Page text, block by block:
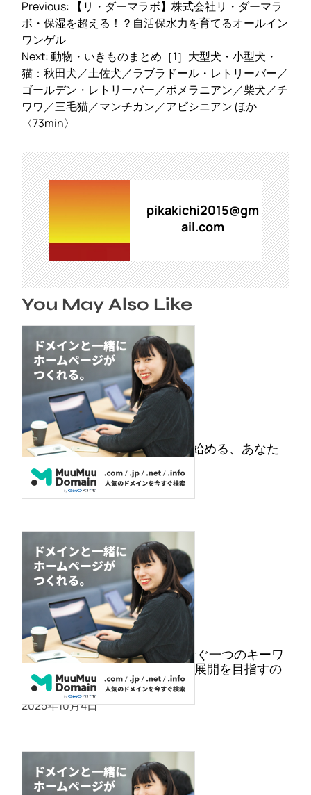
投
稿
ナ
ビ
ゲ
ー
シ
ョ
Previous:
【リ・ダーマラボ】株式会社リ・ダーマラ
ボ・保湿を超える！？自活保水力を育てるオールイン
ワンゲル
Next:動物・いきものまとめ［1］大型犬・小型犬・
猫：秋田犬／土佐犬／ラブラドール・レトリーバー／
ゴールデン・レトリーバー／ポメラニアン／柴犬／チ
ワワ／三毛猫／マンチカン／アビシニアン ほか
〈73min〉
pikakichi2015@gm
ail.com
You May Also Like
ムームードメイン初回0円から始める、あなた
2025年10月7日
ムームードメイン・世界をつなぐ一つのキーワ
ード、”.online”。グローバルな展開を目指すの
にピッタリ！
2025年10月4日